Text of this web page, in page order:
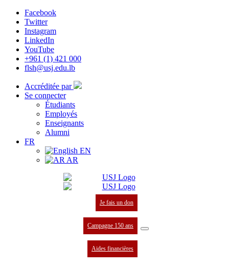
Facebook
Twitter
Instagram
LinkedIn
YouTube
+961 (1) 421 000
flsh@usj.edu.lb
Accréditée par
Se connecter
Étudiants
Employés
Enseignants
Alumni
FR
EN
AR
Je fais un don
Campagne 150 ans
Aides financières